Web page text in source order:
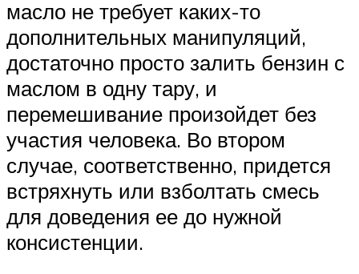
масло не требует каких-то
дополнительных манипуляций,
достаточно просто залить бензин с
маслом в одну тару, и
перемешивание произойдет без
участия человека. Во втором
случае, соответственно, придется
встряхнуть или взболтать смесь
для доведения ее до нужной
консистенции.